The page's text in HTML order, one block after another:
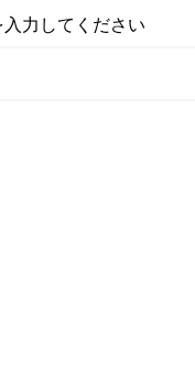
力してください